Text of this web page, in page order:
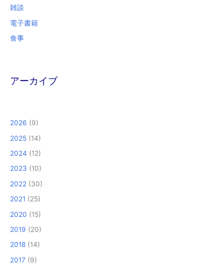
雑談
電子書籍
食事
アーカイブ
2026 (9)
2025 (14)
2024 (12)
2023 (10)
2022 (30)
2021 (25)
2020 (15)
2019 (20)
2018 (14)
2017 (9)